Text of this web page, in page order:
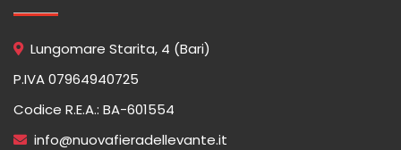
Lungomare Starita, 4 (Bari)
P.IVA 07964940725
Codice R.E.A.: BA-601554
info@nuovafieradellevante.it